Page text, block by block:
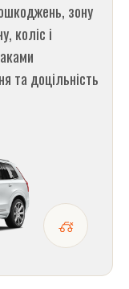
зону
коліс і
та доцільність